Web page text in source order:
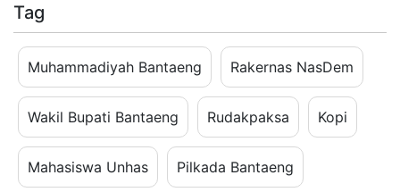
Tag
Muhammadiyah Bantaeng Rakernas NasDem
Wakil Bupati Bantaeng Rudakpaksa Kopi
Mahasiswa Unhas Pilkada Bantaeng